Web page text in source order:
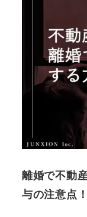
離婚で不動
与の注意点！